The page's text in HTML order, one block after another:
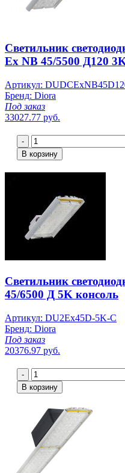
Светильник
Ex NB 45/5500 Д120
Артикул:
Бренд: Diora
Под заказ
33027.77 руб.
-
В корзину
Светильник
45/6500 Д 5K консоль
Артикул: DU2Ex45D-5K-C
Бренд: Diora
Под заказ
20376.97 руб.
-
В корзину